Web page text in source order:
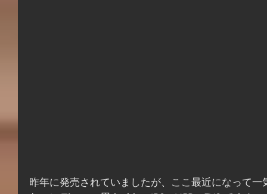
昨年に発売されていましたが、ここ最近になって